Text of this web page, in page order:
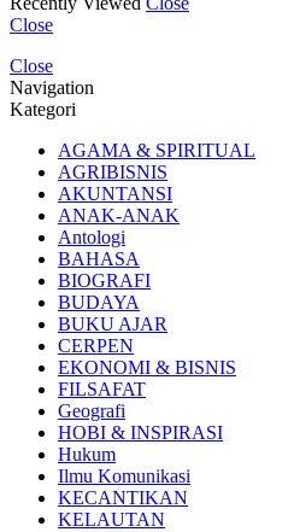
Close
Close
Navigation
Kategori
AGAMA & SPIRITUAL
AGRIBISNIS
AKUNTANSI
ANAK-ANAK
Antologi
BAHASA
BIOGRAFI
BUDAYA
BUKU AJAR
CERPEN
EKONOMI & BISNIS
FILSAFAT
Geografi
HOBI & INSPIRASI
Hukum
Ilmu Komunikasi
KECANTIKAN
KELAUTAN